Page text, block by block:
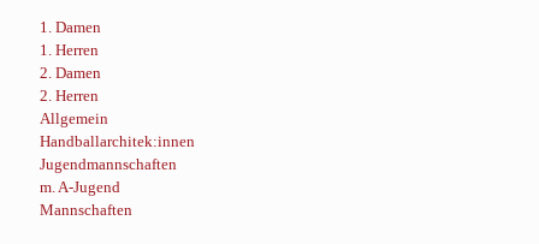
1. Damen
1. Herren
2. Damen
2. Herren
Allgemein
Handballarchitek:innen
Jugendmannschaften
m. A-Jugend
Mannschaften